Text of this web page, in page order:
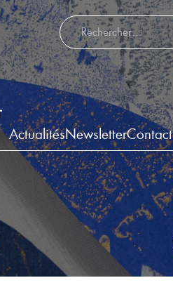
Rechercher :
ActualitésNewsletterContact